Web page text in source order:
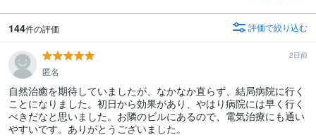
144件の評価 評価で絞り込む
2日前
匿名
自然治癒を期待していましたが、なかなか直らず、結局病院に行く
ことになりました。初日から効果があり、やはり病院には早く行く
べきだなと思いました。お隣のビルにあるので、電気治療にも通い
やすいです。ありがとうございました。